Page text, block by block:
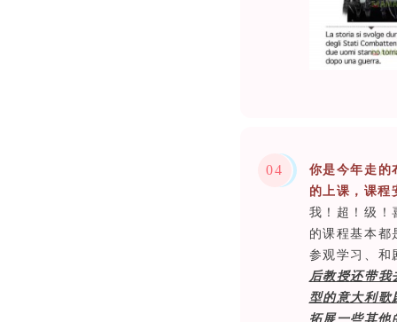
04
你是今年走的
的上课，课程
我！超！级！
的课程基本都
参观学习、和
后教授还带
型的意大利歌
拓展一些其他